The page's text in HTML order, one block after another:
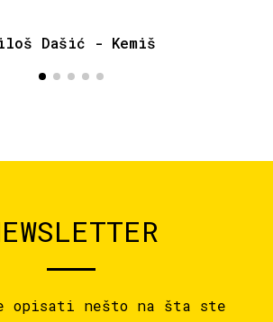
Dašić - Kemiš
opisati nešto na šta ste